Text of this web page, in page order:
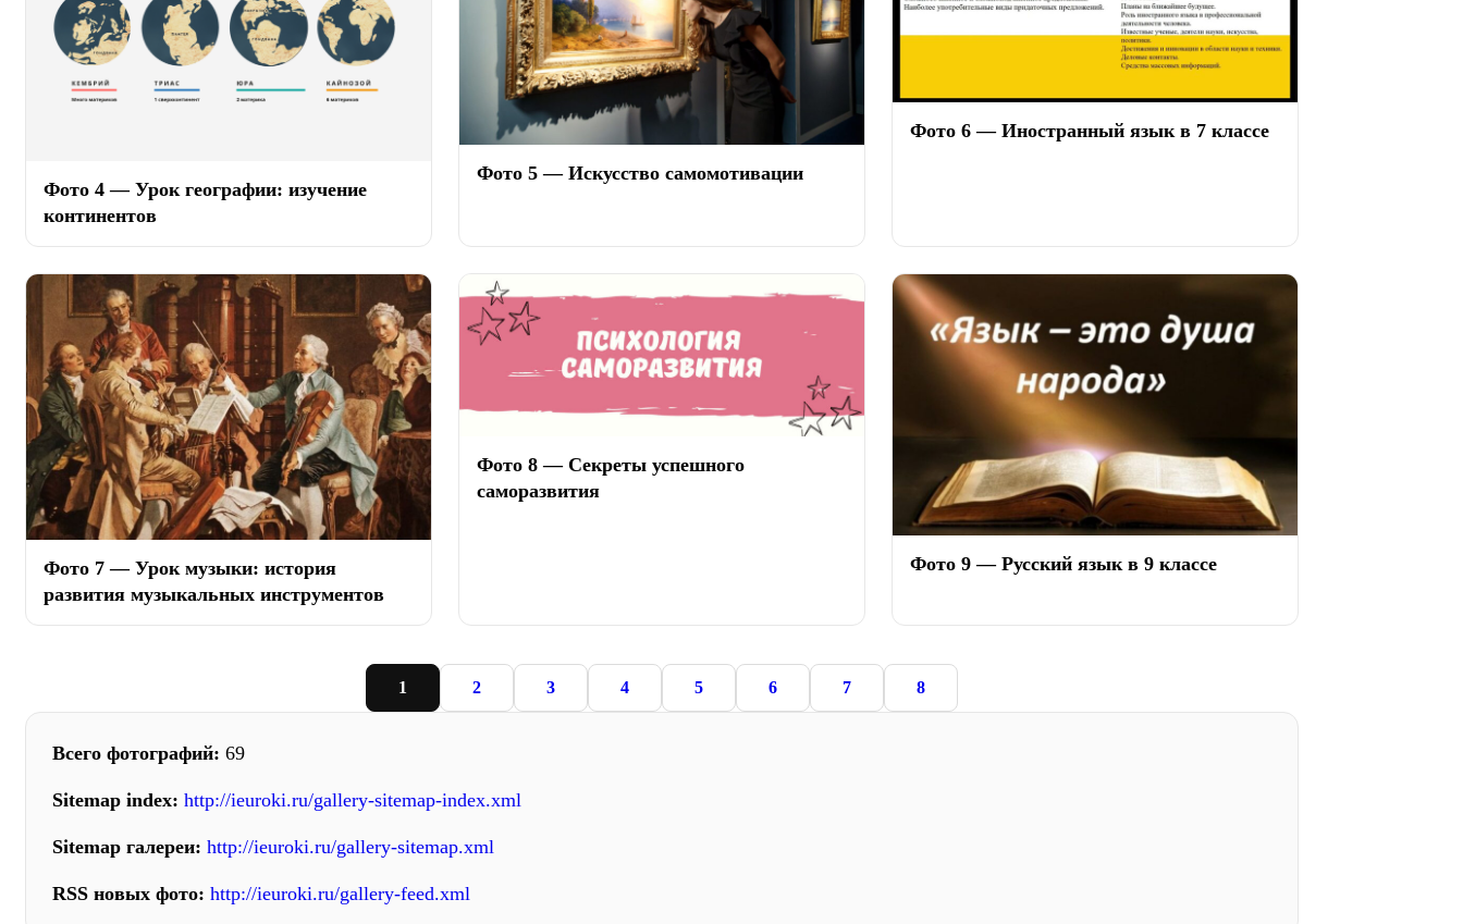
Фото 4 — Урок географии: изучение
континентов
Фото 5 — Искусство самомотивации
Фото 6 — Иностранный язык в 7 классе
Фото 7 — Урок музыки: история
развития музыкальных инструментов
Фото 8 — Секреты успешного
саморазвития
Фото 9 — Русский язык в 9 классе
1 2 3 4 5 6 7 8
Всего фотографий: 69
Sitemap index: http://ieuroki.ru/gallery-sitemap-index.xml
Sitemap галереи: http://ieuroki.ru/gallery-sitemap.xml
RSS новых фото: http://ieuroki.ru/gallery-feed.xml